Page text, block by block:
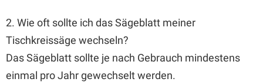
2. Wie oft sollte ich das Sägeblatt meiner
Tischkreissäge wechseln?
Das Sägeblatt sollte je nach Gebrauch mindestens
einmal pro Jahr gewechselt werden.